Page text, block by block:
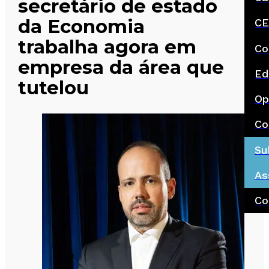
secretário de estado
da Economia
trabalha agora em
empresa da área que
tutelou